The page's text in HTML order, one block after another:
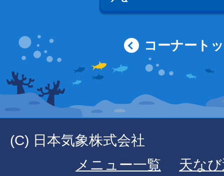
コーナート
(C) 日本気象株式会社
メニュー一覧
天な